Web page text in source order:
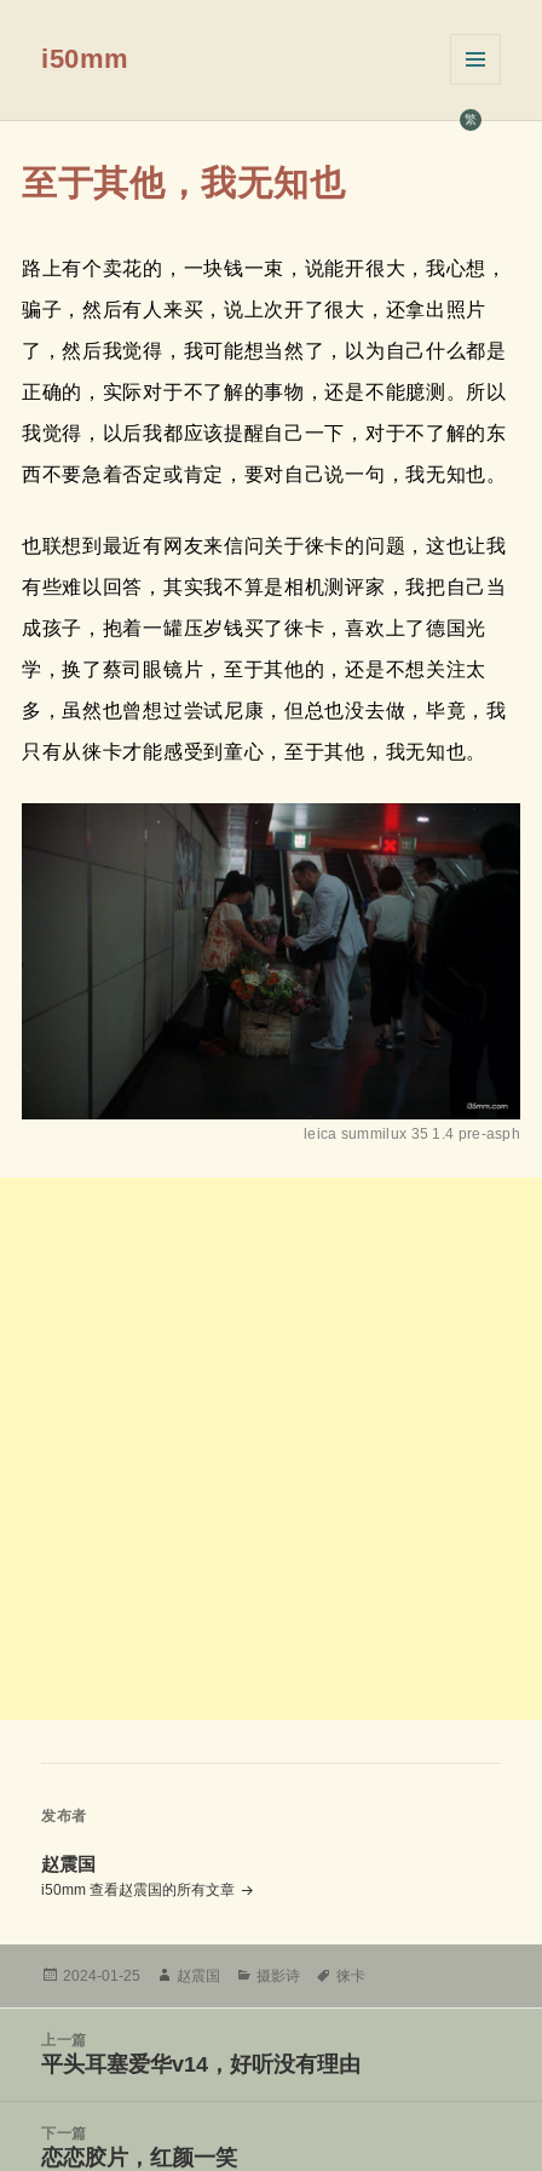
繁
i50mm
挂件
至于其他，我无知也
路上有个卖花的，一块钱一束，说能开很大，我心想，
骗子，然后有人来买，说上次开了很大，还拿出照片
了，然后我觉得，我可能想当然了，以为自己什么都是
正确的，实际对于不了解的事物，还是不能臆测。所以
我觉得，以后我都应该提醒自己一下，对于不了解的东
西不要急着否定或肯定，要对自己说一句，我无知也。
也联想到最近有网友来信问关于徕卡的问题，这也让我
有些难以回答，其实我不算是相机测评家，我把自己当
成孩子，抱着一罐压岁钱买了徕卡，喜欢上了德国光
学，换了蔡司眼镜片，至于其他的，还是不想关注太
多，虽然也曾想过尝试尼康，但总也没去做，毕竟，我
只有从徕卡才能感受到童心，至于其他，我无知也。
leica summilux 35 1.4 pre-asph
发布者
赵震国
i50mm查看赵震国的所有文章
发
2024-01-25
作
赵震国
分
摄影诗
标
徕卡
上一篇
上
文
章：
平头耳塞爱华v14，好听没有理由
下一篇
下
恋恋胶片，红颜一笑